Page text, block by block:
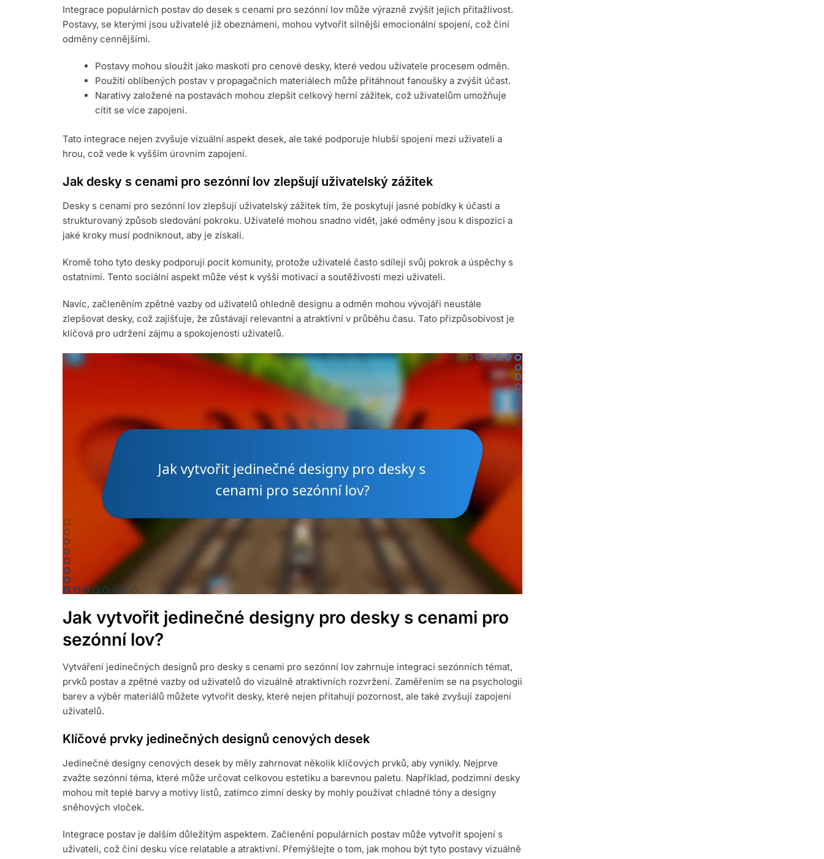
Integrace populárních postav do desek s cenami pro sezónní lov může výrazně zvýšit jejich přitažlivost.
Postavy, se kterými jsou uživatelé již obeznámeni, mohou vytvořit silnější emocionální spojení, což činí
odměny cennějšími.
Postavy mohou sloužit jako maskoti pro cenové desky, které vedou uživatele procesem odměn.
Použití oblíbených postav v propagačních materiálech může přitáhnout fanoušky a zvýšit účast.
Narativy založené na postavách mohou zlepšit celkový herní zážitek, což uživatelům umožňuje
cítit se více zapojeni.
Tato integrace nejen zvyšuje vizuální aspekt desek, ale také podporuje hlubší spojení mezi uživateli a
hrou, což vede k vyšším úrovním zapojení.
Jak desky s cenami pro sezónní lov zlepšují uživatelský zážitek
Desky s cenami pro sezónní lov zlepšují uživatelský zážitek tím, že poskytují jasné pobídky k účasti a
strukturovaný způsob sledování pokroku. Uživatelé mohou snadno vidět, jaké odměny jsou k dispozici a
jaké kroky musí podniknout, aby je získali.
Kromě toho tyto desky podporují pocit komunity, protože uživatelé často sdílejí svůj pokrok a úspěchy s
ostatními. Tento sociální aspekt může vést k vyšší motivaci a soutěživosti mezi uživateli.
Navíc, začleněním zpětné vazby od uživatelů ohledně designu a odměn mohou vývojáři neustále
zlepšovat desky, což zajišťuje, že zůstávají relevantní a atraktivní v průběhu času. Tato přizpůsobivost je
klíčová pro udržení zájmu a spokojenosti uživatelů.
Jak vytvořit jedinečné designy pro desky s cenami pro
sezónní lov?
Vytváření jedinečných designů pro desky s cenami pro sezónní lov zahrnuje integraci sezónních témat,
prvků postav a zpětné vazby od uživatelů do vizuálně atraktivních rozvržení. Zaměřením se na psychologii
barev a výběr materiálů můžete vytvořit desky, které nejen přitahují pozornost, ale také zvyšují zapojení
uživatelů.
Klíčové prvky jedinečných designů cenových desek
Jedinečné designy cenových desek by měly zahrnovat několik klíčových prvků, aby vynikly. Nejprve
zvažte sezónní téma, které může určovat celkovou estetiku a barevnou paletu. Například, podzimní desky
mohou mít teplé barvy a motivy listů, zatímco zimní desky by mohly používat chladné tóny a designy
sněhových vloček.
Integrace postav je dalším důležitým aspektem. Začlenění populárních postav může vytvořit spojení s
uživateli, což činí desku více relatable a atraktivní. Přemýšlejte o tom, jak mohou být tyto postavy vizuálně